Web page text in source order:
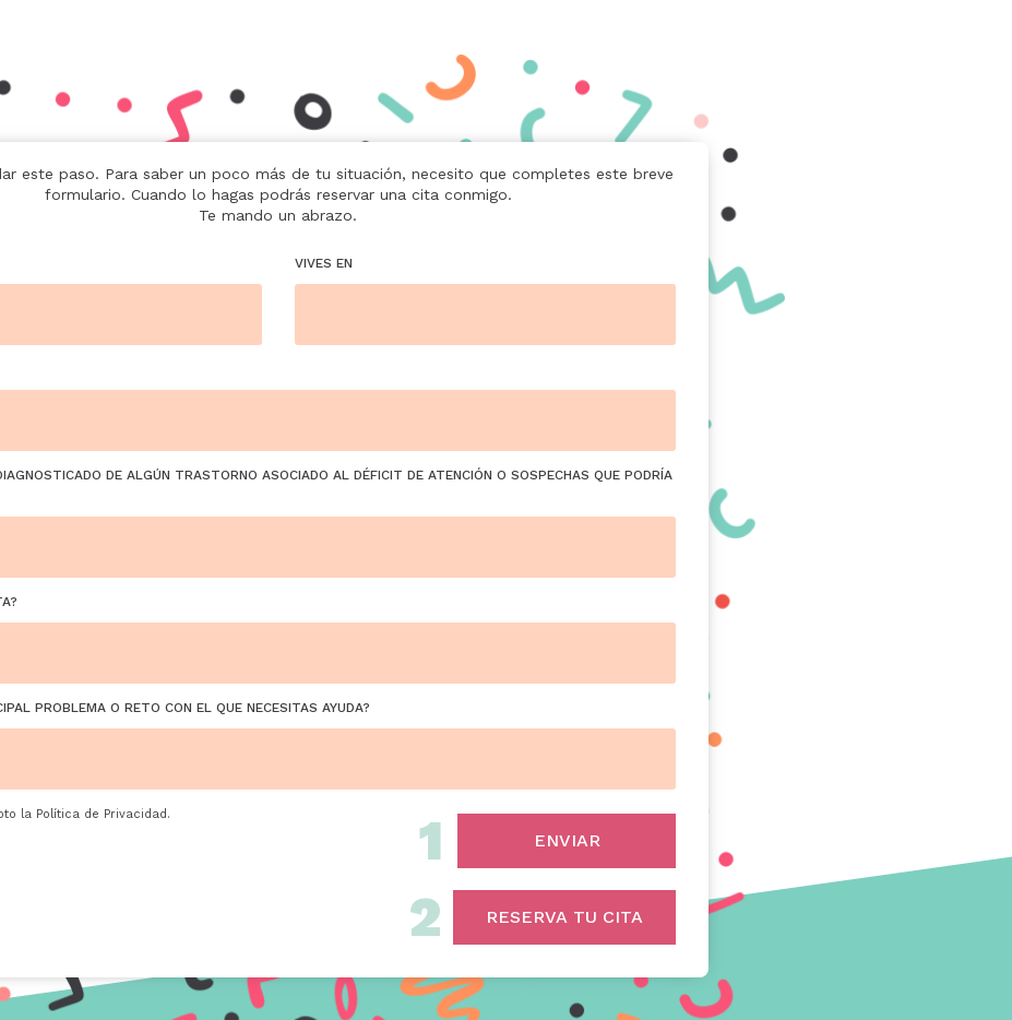
este paso. Para saber un poco más de tu situación, necesito que completes este breve
formulario. Cuando lo hagas podrás reservar una cita conmigo.
Te mando un abrazo.
VIVES EN
DE ALGÚN TRASTORNO ASOCIADO AL DÉFICIT DE ATENCIÓN O SOSPECHAS QUE PODRÍA
PROBLEMA O RETO CON EL QUE NECESITAS AYUDA?
la Política de Privacidad.
1
2